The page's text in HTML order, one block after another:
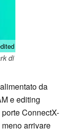
di
da
e editing
ConnectX-
arrivare